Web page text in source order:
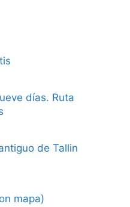
días. Ruta
de Tallin
mapa)